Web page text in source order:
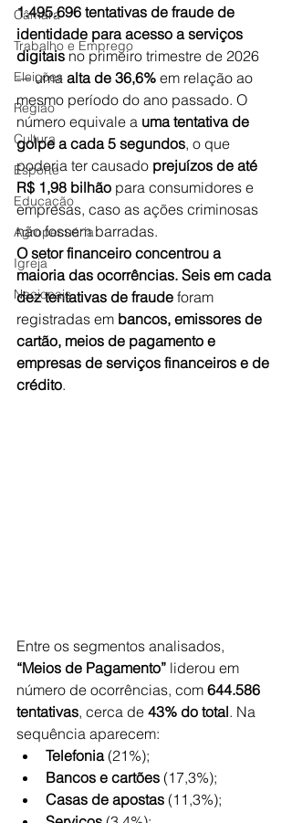
Câmara
Trabalho e Emprego
Eleições
Região
Cultura
Esporte
Educação
Agropecuária
Igreja
Nacionais
1.495.696 tentativas de fraude de
identidade para acesso a serviços
digitais no primeiro trimestre de 2026
— uma alta de 36,6% em relação ao
mesmo período do ano passado. O
número equivale a uma tentativa de
golpe a cada 5 segundos, o que
poderia ter causado prejuízos de até
R$ 1,98 bilhão para consumidores e
empresas, caso as ações criminosas
não fossem barradas.
O setor financeiro concentrou a
maioria das ocorrências. Seis em cada
dez tentativas de fraude foram
registradas em bancos, emissores de
cartão, meios de pagamento e
empresas de serviços financeiros e de
crédito.
Entre os segmentos analisados,
“Meios de Pagamento” liderou em
número de ocorrências, com 644.586
tentativas, cerca de 43% do total. Na
sequência aparecem:
Telefonia (21%);
Bancos e cartões (17,3%);
Casas de apostas (11,3%);